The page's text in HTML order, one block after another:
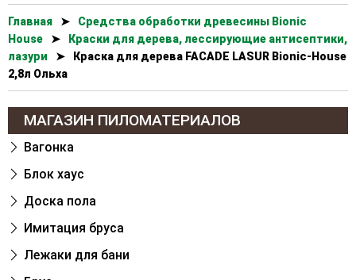
Главная ➤
Cредства обработки древесины Bionic
House
➤
Краски для дерева, лессирующие антисептики,
лазури
➤
Краска для дерева FACADE LASUR Bionic-House
2,8л Ольха
МАГАЗИН ПИЛОМАТЕРИАЛОВ
Вагонка
Блок хаус
Доска пола
Имитация бруса
Лежаки для бани